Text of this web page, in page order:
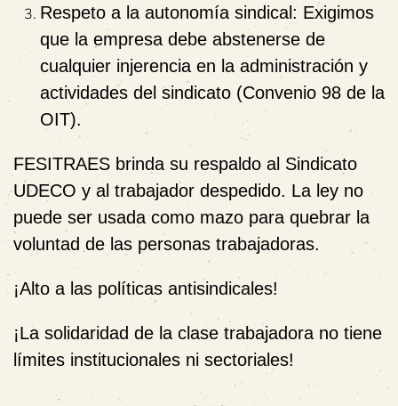
Respeto a la autonomía sindical : Exigimos
que la empresa debe abstenerse de
cualquier injerencia en la administración y
actividades del sindicato (Convenio 98 de la
OIT).
FESITRAES brinda su respaldo al Sindicato
UDECO y al trabajador despedido. La ley no
puede ser usada como mazo para quebrar la
voluntad de las personas trabajadoras.
¡Alto a las políticas antisindicales!
¡La solidaridad de la clase trabajadora no tiene
límites institucionales ni sectoriales!